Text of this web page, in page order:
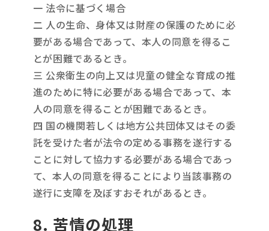
一 法令に基づく場合
二 人の生命、身体又は財産の保護のために必
要がある場合であって、本人の同意を得るこ
とが困難であるとき。
三 公衆衛生の向上又は児童の健全な育成の推
進のために特に必要がある場合であって、本
人の同意を得ることが困難であるとき。
四 国の機関若しくは地方公共団体又はその委
託を受けた者が法令の定める事務を遂行する
ことに対して協力する必要がある場合であっ
て、本人の同意を得ることにより当該事務の
遂行に支障を及ぼすおそれがあるとき。
8. 苦情の処理